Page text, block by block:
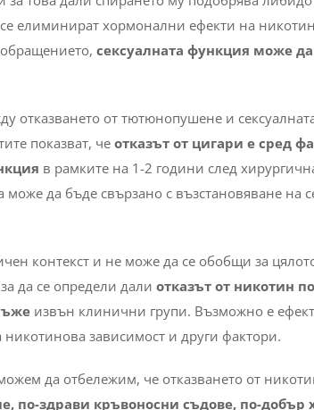
елиминират хормонални ефекти на
сексуалната функция може да
отказването от тютюнопушене и
показват, че отказът от цигари е сред
в рамките на 1-2 години след
да бъде свързано с възстановяване на
контекст и не може да се обобщи за
да се определи дали отказът от никотин
извън клинични групи. Възможно е
никотинова зависимост и други фактори.
да отбележим, че отказването от
по-здрави кръвоносни съдове, по-добър